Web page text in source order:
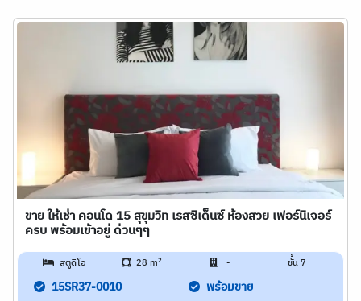
ขาย ให้เช่า คอนโด 15 สุขุมวิท เรสซิเด็นซ์ ห้องสวย เฟอร์นิเจอร์
ครบ พร้อมเข้าอยู่ ด่วนๆๆ
สตูดิโอ 28 m2 - ชั้น 7
15SR37-0010 พร้อมขาย